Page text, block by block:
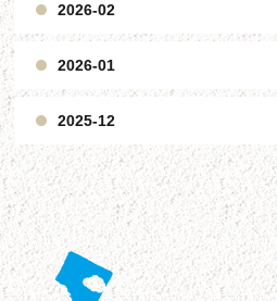
2026-02
2026-01
2025-12